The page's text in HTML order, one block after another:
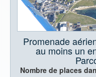
Promenade
au moins un
Nombre de places